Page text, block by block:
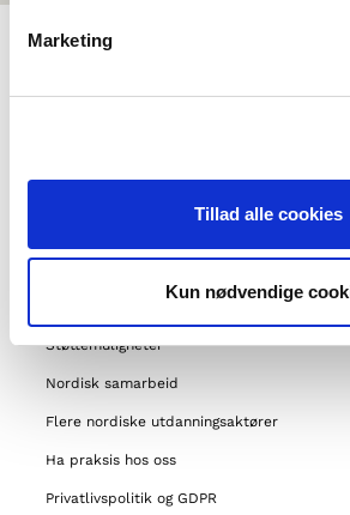
Marketing
Tillad alle cookies
Kun nødvendige
OM NORDEN I
Støttemuligheter
Nordisk samarbeid
Flere nordiske utdanningsaktører
Ha praksis hos oss
Privatlivspolitik og GDPR